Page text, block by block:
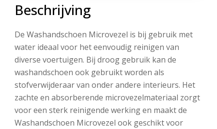
Beschrijving
De Washandschoen Microvezel is bij gebruik met
water ideaal voor het eenvoudig reinigen van
diverse voertuigen. Bij droog gebruik kan de
washandschoen ook gebruikt worden als
stofverwijderaar van onder andere interieurs. Het
zachte en absorberende microvezelmateriaal zorgt
voor een sterk reinigende werking en maakt de
Washandschoen Microvezel ook geschikt voor